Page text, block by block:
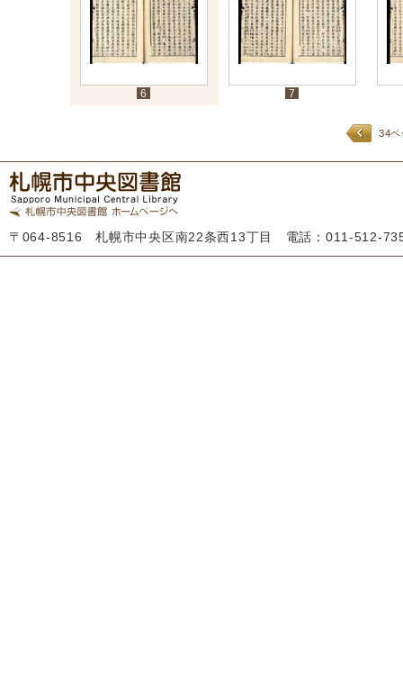
6 7
34ペ
〒064-8516 札幌市中央区南22条西13丁目 電話：011-512-